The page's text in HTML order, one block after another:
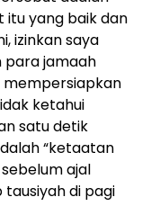
itu yang baik dan
izinkan saya
para jamaah
mempersiapkan
ketahui
satu detik
“ketaatan
ajal
tausiyah di pagi